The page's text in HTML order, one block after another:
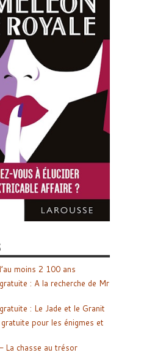
moins 2 100 ans
: A la recherche de Mr
: Le Jade et le Granit
pour les énigmes et
La chasse au trésor